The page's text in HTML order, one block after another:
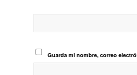
Guarda mi nombre, correo